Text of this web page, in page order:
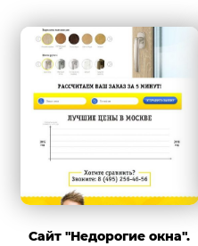
Сайт "Недорогие окна".